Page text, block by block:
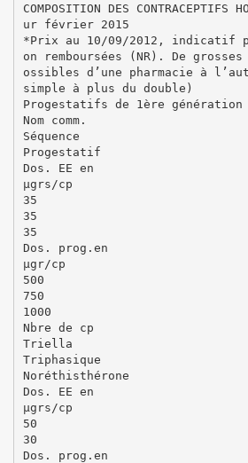
COMPOSITION DES CONTRACEPTIFS
ur février 2015
*Prix au 10/09/2012, indicatif
on remboursées (NR). De
ossibles d’une pharmacie à
simple à plus du double)
Progestatifs de 1ère génération
Nom comm.
Séquence
Progestatif
Dos. EE en
µgrs/cp
35
35
35
Dos. prog.en
µgr/cp
500
750
1000
Nbre de cp
Triella
Triphasique
Noréthisthérone
Dos. EE en
µgrs/cp
50
30
Dos. prog.en